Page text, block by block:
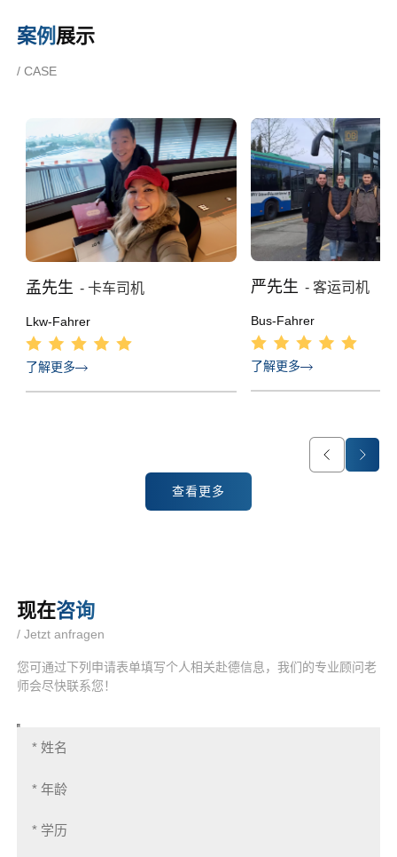
案例 展示
/ CASE
孟先生 - 卡车司机
Lkw-Fahrer
了解更多
严先生 - 客运司机
Bus-Fahrer
了解更多
查看更多
现在咨询
/ Jetzt anfragen
您可通过下列申请表单填写个人相关赴德信息，我们的专业顾问老
师会尽快联系您！